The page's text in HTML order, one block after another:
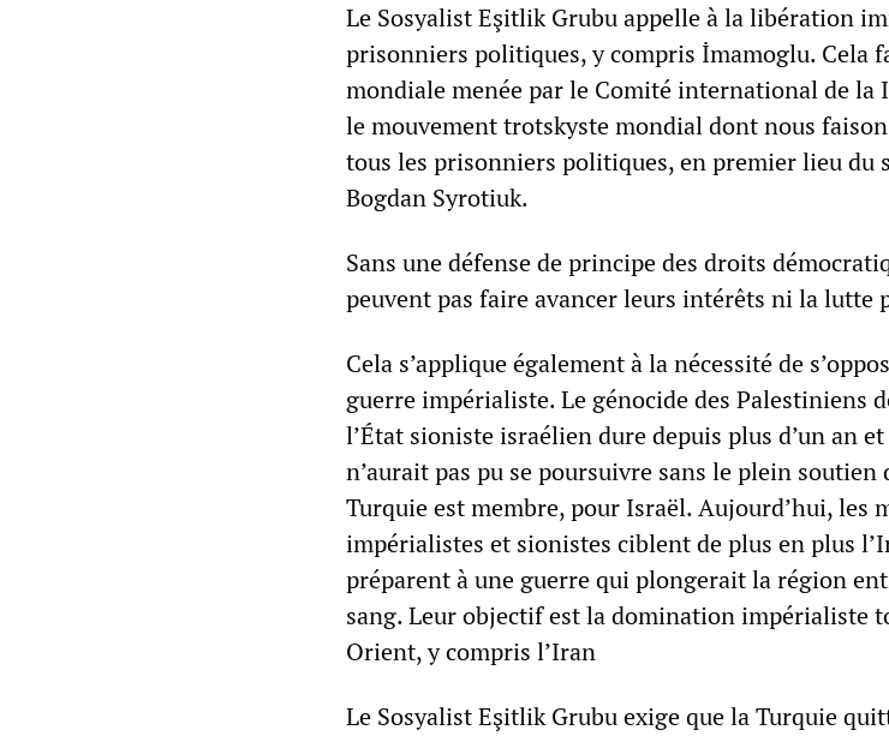
Le Sosyalist Eşitlik Grubu appelle à la libération
prisonniers politiques, y compris İmamoglu. Cela
mondiale menée par le Comité international de
le mouvement trotskyste mondial dont nous
tous les prisonniers politiques, en premier lieu du
Bogdan Syrotiuk.
Sans une défense de principe des droits
peuvent pas faire avancer leurs intérêts ni la lutte
Cela s’applique également à la nécessité de
guerre impérialiste. Le génocide des Palestiniens
l’État sioniste israélien dure depuis plus d’un an
n’aurait pas pu se poursuivre sans le plein soutien
Turquie est membre, pour Israël. Aujourd’hui, les
impérialistes et sionistes ciblent de plus en plus
préparent à une guerre qui plongerait la région
sang. Leur objectif est la domination impérialiste
Orient, y compris l’Iran
Le Sosyalist Eşitlik Grubu exige que la Turquie